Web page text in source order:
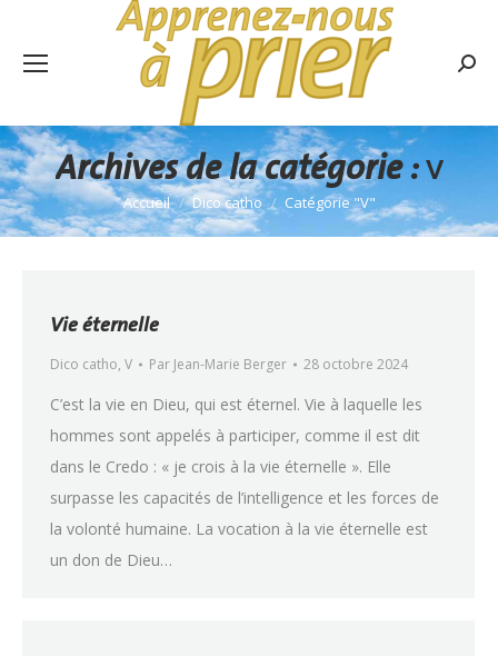
Archives de la catégorie :V
Vous êtes ici :
Accueil Dico catho Catégorie "V"
Vie éternelle
Dico catho, V Par Jean-Marie Berger 28 octobre 2024
C’est la vie en Dieu, qui est éternel. Vie à laquelle les
hommes sont appelés à participer, comme il est dit
dans le Credo : « je crois à la vie éternelle ». Elle
surpasse les capacités de l’intelligence et les forces de
la volonté humaine. La vocation à la vie éternelle est
un don de Dieu…